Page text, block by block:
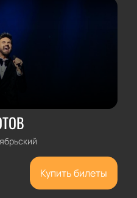
Купить билеты